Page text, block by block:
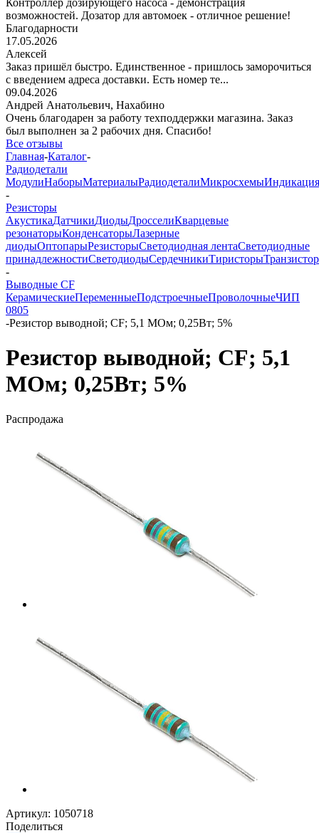
Контроллер дозирующего насоса - демонстрация
возможностей. Дозатор для автомоек - отличное решение!
Благодарности
17.05.2026
Алексей
Заказ пришёл быстро. Единственное - пришлось заморочиться
с введением адреса доставки. Есть номер те...
09.04.2026
Андрей Анатольевич, Нахабино
Очень благодарен за работу техподдержки магазина. Заказ
был выполнен за 2 рабочих дня. Спасибо!
Все отзывы
Главная-Каталог-
Радиодетали
МодулиНаборыМатериалыРадиодеталиМикросхемыИндикация
-
Резисторы
АкустикаДатчикиДиодыДросселиКварцевые
резонаторыКонденсаторыЛазерные
диодыОптопарыРезисторыСветодиодная лентаСветодиодные
принадлежностиСветодиодыСердечникиТиристоры
-
Выводные CF
КерамическиеПеременныеПодстроечныеПроволочныеЧИП
0805
-Резистор выводной; CF; 5,1 МОм; 0,25Вт; 5%
Резистор выводной; CF; 5,1
МОм; 0,25Вт; 5%
Распродажа
Артикул: 1050718
Поделиться